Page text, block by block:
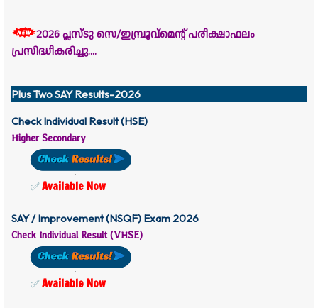
2026 പ്ലസ്ടു സെ/ഇമ്പ്രൂവ്മെന്റ് പരീക്ഷാഫലം
പ്രസിദ്ധീകരിച്ചു....
Plus Two SAY Results-2026
Check Individual Result (HSE)
Higher Secondary
✅Available Now
SAY / Improvement (NSQF) Exam 2026
Check Individual Result (VHSE)
✅Available Now